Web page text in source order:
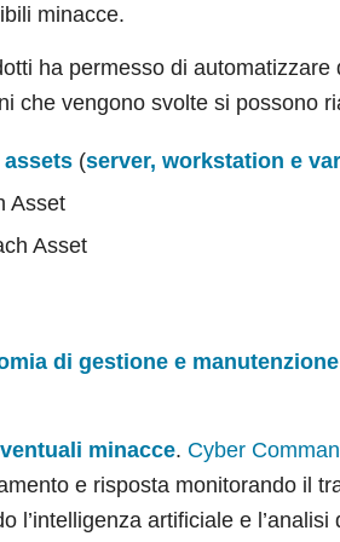
minacce.
ha permesso di
che vengono svolte si possono
assets (server, workstation e
Asset
Asset
di gestione e
minacce. Cyber
e risposta monitorando il
l’intelligenza artificiale e